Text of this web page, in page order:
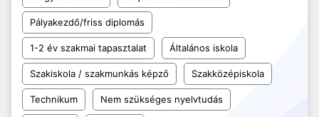
Pályakezdő/friss diplomás
1-2 év szakmai tapasztalat Általános iskola
Szakiskola / szakmunkás képző Szakközépiskola
Technikum Nem szükséges nyelvtudás